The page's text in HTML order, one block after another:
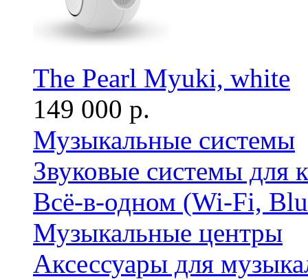
The Pearl Myuki, white
149 000 р.
Музыкальные системы
Звуковые системы для
Всё-в-одном (Wi-Fi,
Музыкальные центры
Аксессуары для